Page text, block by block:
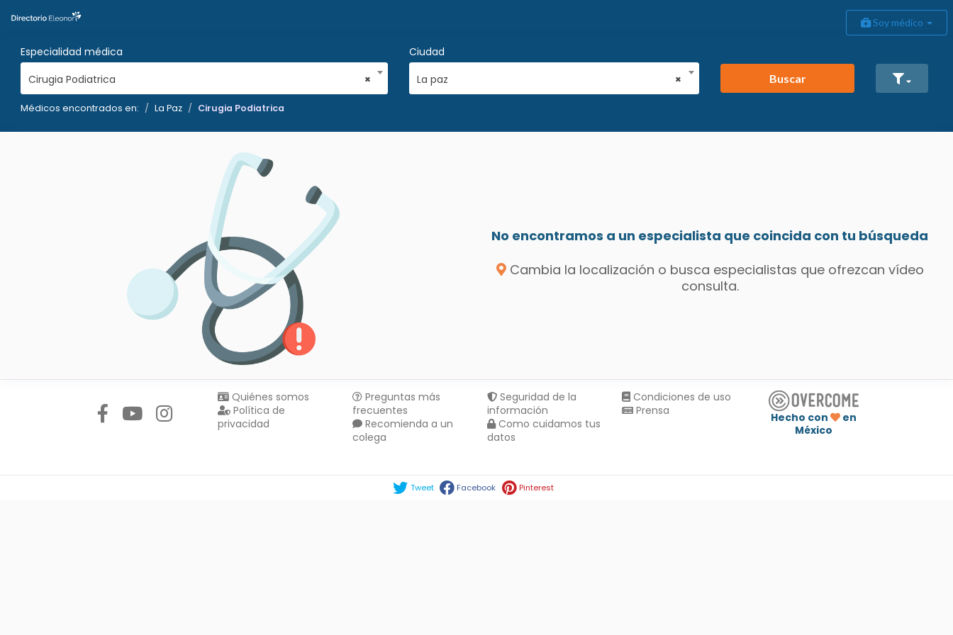
Soy médico
Especialidad médica
×
Cirugia Podiatrica
Ciudad
×
La paz Buscar
Médicos encontrados en: La Paz Cirugia Podiatrica
No encontramos a un especialista que coincida con tu búsqueda
Cambia la localización o busca especialistas que ofrezcan vídeo
consulta.
Quiénes somos
Política de
privacidad
Preguntas más
frecuentes
Recomienda a un
colega
Seguridad de la
información
Como cuidamos tus
datos
Condiciones de uso
Prensa
Hecho con
en
México
Tweet Facebook Pinterest